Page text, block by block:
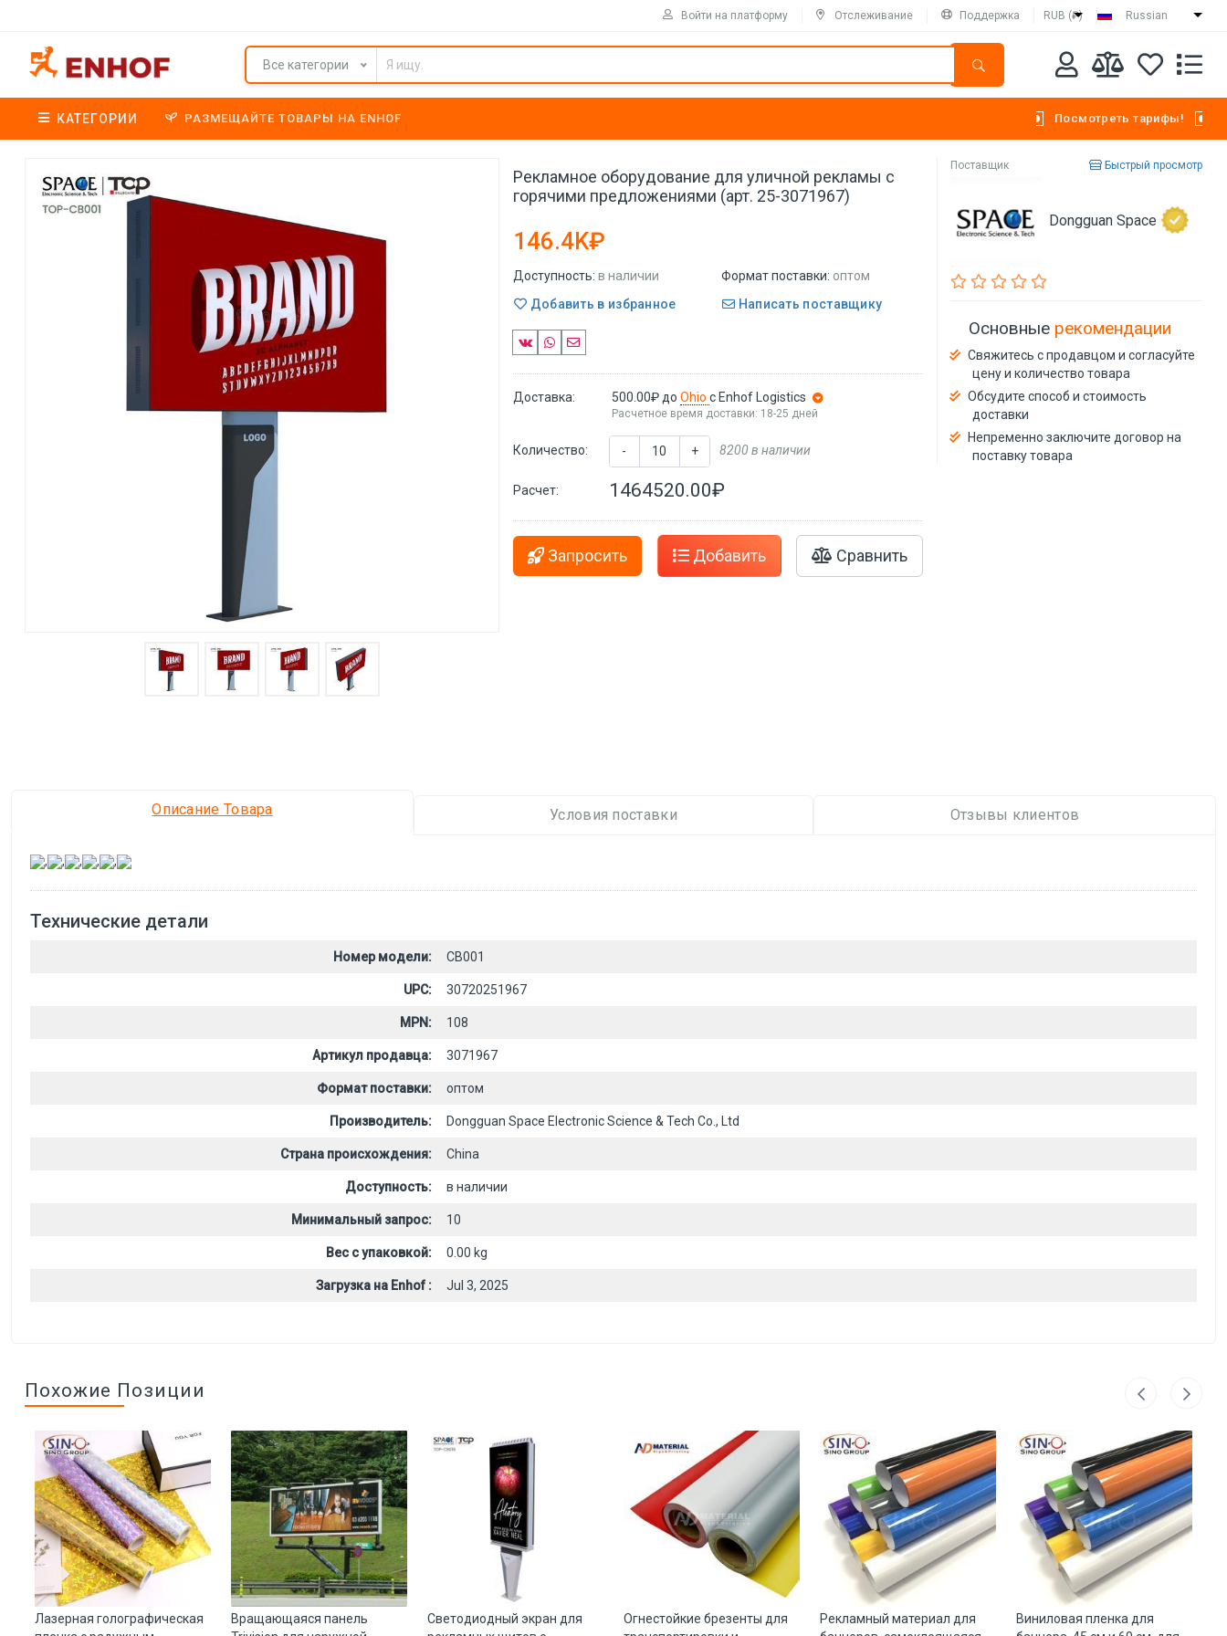
Войти на платформу Отслеживание Поддержка RUB (₽) Russian
Все категории
КАТЕГОРИИ РАЗМЕЩАЙТЕ ТОВАРЫ НА ENHOF Посмотреть тарифы!
Рекламное оборудование для уличной рекламы с
горячими предложениями (арт. 25-3071967)
146.4K₽
Доступность: в наличии Формат поставки: оптом
Добавить в избранное
Написать поставщику
Доставка: 500.00₽ доOhioс Enhof Logistics
Расчетное время доставки: 18-25 дней
Количество: - + 8200 в наличии
Расчет: 1464520.00₽
Запросить Добавить Сравнить
Поставщик Быстрый просмотр
Dongguan Space
Основные рекомендации
Свяжитесь с продавцом и согласуйте
цену и количество товара
Обсудите способ и стоимость
доставки
Непременно заключите договор на
поставку товара
Описание Товара Условия поставки Отзывы клиентов
, , , , ,
Технические детали
Номер модели: CB001
UPC: 30720251967
MPN: 108
Артикул продавца: 3071967
Формат поставки: оптом
Производитель: Dongguan Space Electronic Science & Tech Co., Ltd
Страна происхождения: China
Доступность: в наличии
Минимальный запрос: 10
Вес с упаковкой: 0.00 kg
Загрузка на Enhof : Jul 3, 2025
Похожие Позиции
Лазерная голографическая
Вращающаяся панель
Светодиодный экран для
Огнестойкие брезенты для
Рекламный материал для
Виниловая пленка для